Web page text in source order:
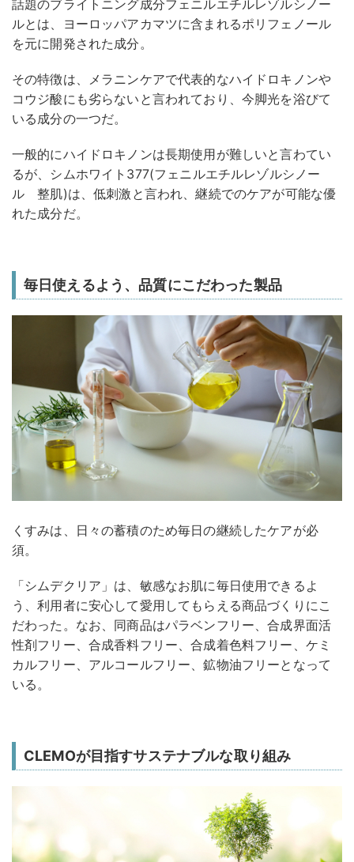
話題のブライトニング成分フェニルエチルレゾルシノー
ルとは、ヨーロッパアカマツに含まれるポリフェノール
を元に開発された成分。
その特徴は、メラニンケアで代表的なハイドロキノンや
コウジ酸にも劣らないと言われており、今脚光を浴びて
いる成分の一つだ。
一般的にハイドロキノンは長期使用が難しいと言わてい
るが、シムホワイト377(フェニルエチルレゾルシノー
ル 整肌)は、低刺激と言われ、継続でのケアが可能な優
れた成分だ。
毎日使えるよう、品質にこだわった製品
くすみは、日々の蓄積のため毎日の継続したケアが必
須。
「シムデクリア」は、敏感なお肌に毎日使用できるよ
う、利用者に安心して愛用してもらえる商品づくりにこ
だわった。なお、同商品はパラベンフリー、合成界面活
性剤フリー、合成香料フリー、合成着色料フリー、ケミ
カルフリー、アルコールフリー、鉱物油フリーとなって
いる。
CLEMOが目指すサステナブルな取り組み